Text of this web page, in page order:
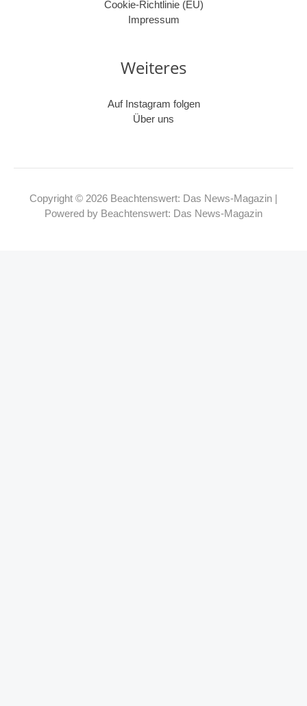
Cookie-Richtlinie (EU)
Impressum
Weiteres
Auf Instagram folgen
Über uns
Copyright © 2026 Beachtenswert: Das News-Magazin |
Powered by Beachtenswert: Das News-Magazin